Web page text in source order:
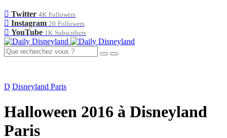
Twitter 4K Followers
Instagram 20 Followers
YouTube 1K Subscribers
D Disneyland Paris
Halloween 2016 à Disneyland
Paris